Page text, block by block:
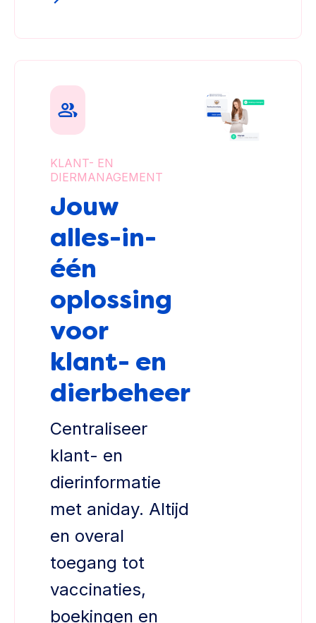
KLANT- EN
DIERMANAGEMENT
Jouw
alles-in-
één
oplossing
voor
klant- en
dierbeheer
Centraliseer
klant- en
dierinformatie
met aniday. Altijd
en overal
toegang tot
vaccinaties,
boekingen en